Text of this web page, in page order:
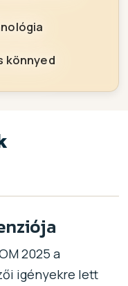
könnyed
2025 a
igényekre lett